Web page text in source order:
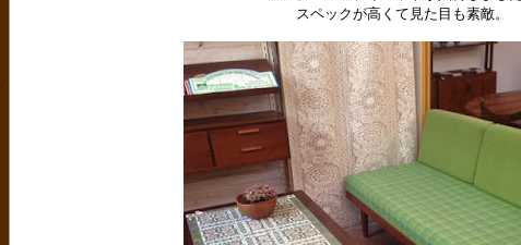
スペックが高くて見た目も素敵。